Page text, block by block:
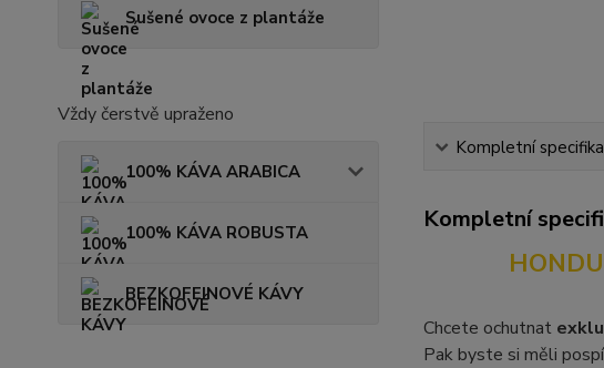
Sušené ovoce z plantáže
Vždy čerstvě upraženo
100% KÁVA ARABICA
100% KÁVA ROBUSTA
BEZKOFEINOVÉ KÁVY
Kompletní
Kompletní
Chcete ochutnat
Pak byste si měli